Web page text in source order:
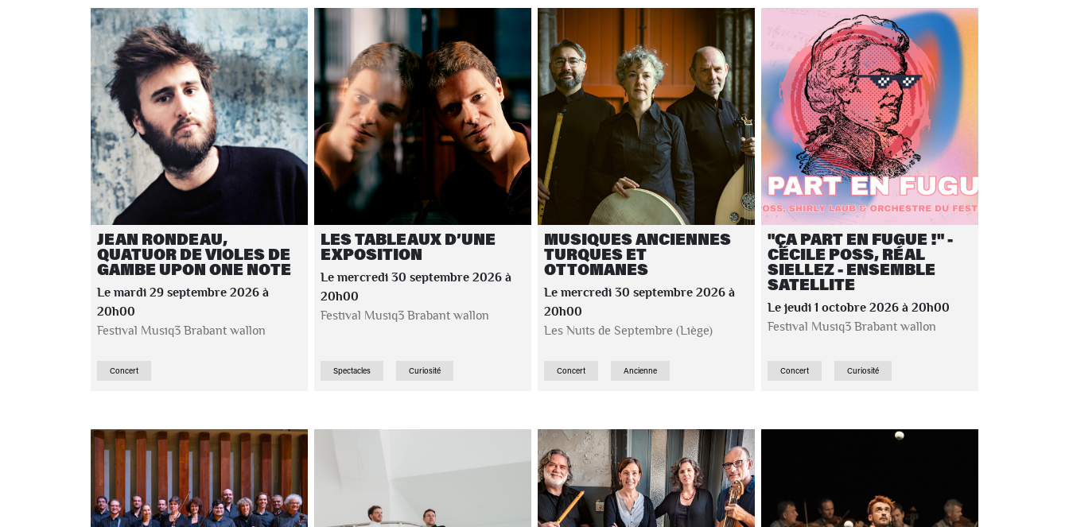
JEAN RONDEAU,
QUATUOR DE VIOLES DE
GAMBE UPON ONE NOTE
Le mardi 29 septembre 2026 à
20h00
Festival Musiq3 Brabant wallon
Concert
LES TABLEAUX D’UNE
EXPOSITION
Le mercredi 30 septembre 2026 à
20h00
Festival Musiq3 Brabant wallon
Spectacles Curiosité
MUSIQUES ANCIENNES
TURQUES ET
OTTOMANES
Le mercredi 30 septembre 2026 à
20h00
Les Nuits de Septembre (Liège)
Concert Ancienne
"ÇA PART EN FUGUE !" -
CÉCILE POSS, RÉAL
SIELLEZ - ENSEMBLE
SATELLITE
Le jeudi 1 octobre 2026 à 20h00
Festival Musiq3 Brabant wallon
Concert Curiosité